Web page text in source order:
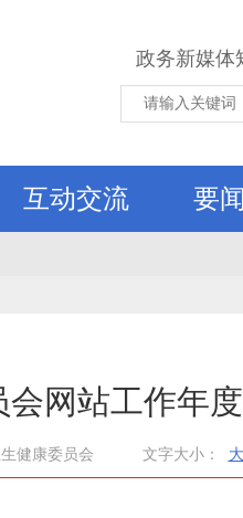
政务新媒体
互动交流 要
会网站工作年
健康委员会 文字大小： 大